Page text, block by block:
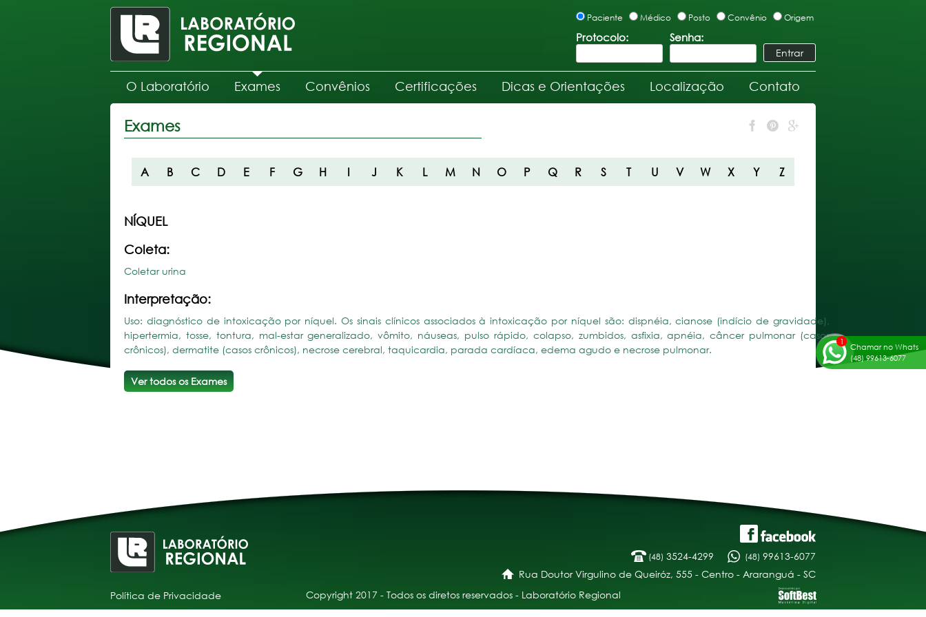
Paciente Médico Posto Convênio Origem
Protocolo: Senha:
O Laboratório Exames Convênios Certificações Dicas e Orientações Localização Contato
Exames
A B C D E F G H I J K L M N O P Q R S T U V W X Y Z
NÍQUEL
Coleta:
Coletar urina
Interpretação:
Uso: diagnóstico de intoxicação por níquel. Os sinais clínicos associados à intoxicação por níquel são: dispnéia, cianose (indício de gravidade),
hipertermia, tosse, tontura, mal-estar generalizado, vômito, náuseas, pulso rápido, colapso, zumbidos, asfixia, apnéia, câncer pulmonar (casos
crônicos), dermatite (casos crônicos), necrose cerebral, taquicardia, parada cardíaca, edema agudo e necrose pulmonar.
Ver todos os Exames
Chamar no Whats
(48) 99613-6077
(48) 3524-4299 (48) 99613-6077
Rua Doutor Virgulino de Queiróz, 555 - Centro - Araranguá - SC
Política de Privacidade
Copyright 2017 - Todos os diretos reservados - Laboratório Regional